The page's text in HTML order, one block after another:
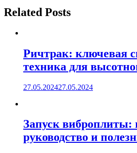
Related Posts
Ричтрак: ключевая
техника для
27.05.202427.05.2024
Запуск виброплиты:
руководство и